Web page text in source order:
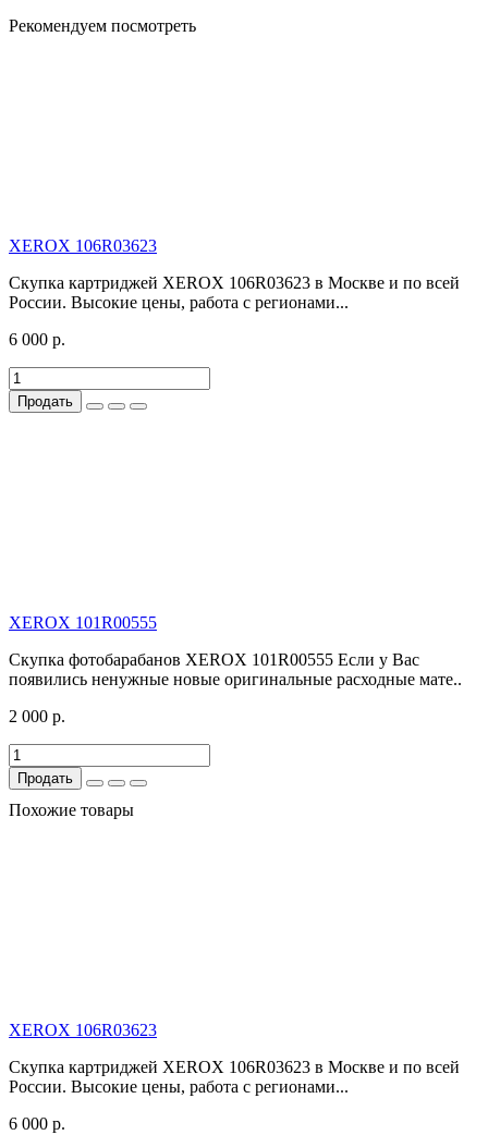
Рекомендуем посмотреть
XEROX 106R03623
Скупка картриджей XEROX 106R03623 в Москве и по всей
России. Высокие цены, работа с регионами...
6 000 р.
Продать
XEROX 101R00555
Скупка фотобарабанов XEROX 101R00555 Если у Вас
появились ненужные новые оригинальные расходные мате..
2 000 р.
Продать
Похожие товары
XEROX 106R03623
Скупка картриджей XEROX 106R03623 в Москве и по всей
России. Высокие цены, работа с регионами...
6 000 р.